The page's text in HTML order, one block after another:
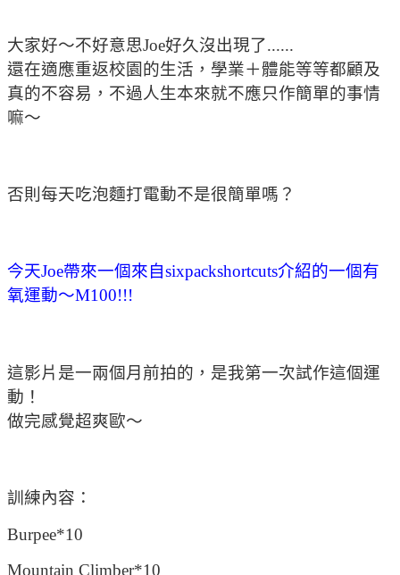
大家好～不好意思Joe好久沒出現了......
還在適應重返校園的生活，學業＋體能等等都顧及
真的不容易，不過人生本來就不應只作簡單的事情
嘛～
否則每天吃泡麵打電動不是很簡單嗎？
今天Joe帶來一個來自sixpackshortcuts介紹的一個有
氧運動～M10­0!!!
這影片是一兩個月前拍的，是我第一次試作這個運
動！
做完感覺超爽歐～
訓練內容：
Burpee*10
Mountain Climber*10